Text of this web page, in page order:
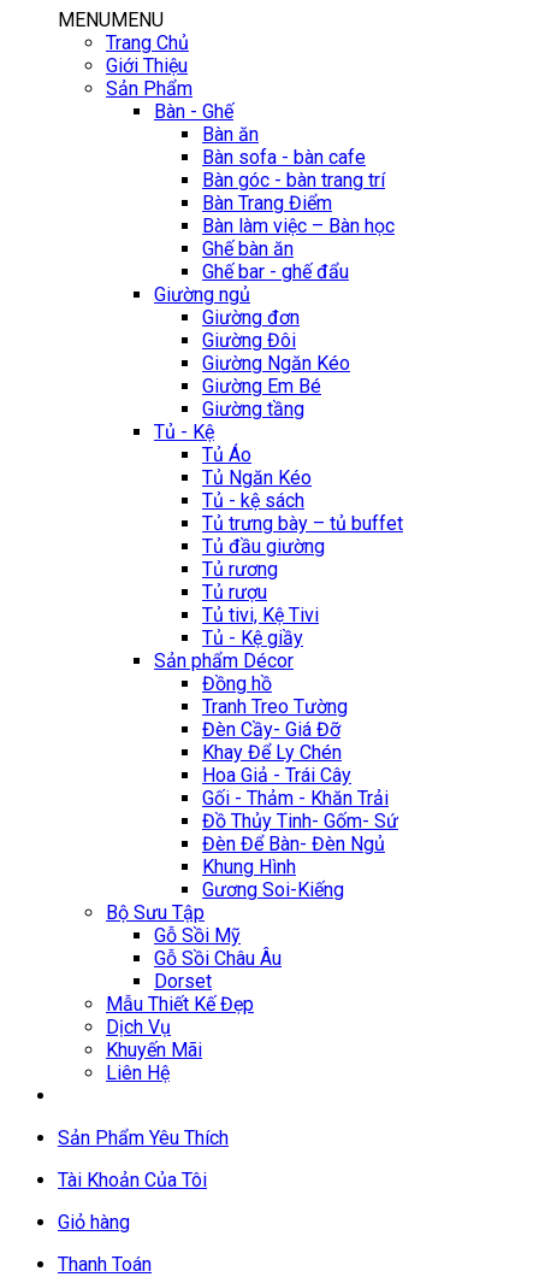
MENUMENU
Trang Chủ
Giới Thiệu
Sản Phẩm
Bàn - Ghế
Bàn ăn
Bàn sofa - bàn cafe
Bàn góc - bàn trang trí
Bàn Trang Điểm
Bàn làm việc – Bàn học
Ghế bàn ăn
Ghế bar - ghế đẩu
Giường ngủ
Giường đơn
Giường Đôi
Giường Ngăn Kéo
Giường Em Bé
Giường tầng
Tủ - Kệ
Tủ Áo
Tủ Ngăn Kéo
Tủ - kệ sách
Tủ trưng bày – tủ buffet
Tủ đầu giường
Tủ rương
Tủ rượu
Tủ tivi, Kệ Tivi
Tủ - Kệ giầy
Sản phẩm Décor
Đồng hồ
Tranh Treo Tường
Đèn Cầy- Giá Đỡ
Khay Để Ly Chén
Hoa Giả - Trái Cây
Gối - Thảm - Khăn Trải
Đồ Thủy Tinh- Gốm- Sứ
Đèn Để Bàn- Đèn Ngủ
Khung Hình
Gương Soi-Kiếng
Bộ Sưu Tập
Gỗ Sồi Mỹ
Gỗ Sồi Châu Âu
Dorset
Mẫu Thiết Kế Đẹp
Dịch Vụ
Khuyến Mãi
Liên Hệ
Sản Phẩm Yêu Thích
Tài Khoản Của Tôi
Giỏ hàng
Thanh Toán